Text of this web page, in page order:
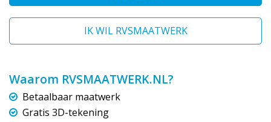
IK WIL RVSMAATWERK
Waarom RVSMAATWERK.NL?
Betaalbaar maatwerk
Gratis 3D-tekening